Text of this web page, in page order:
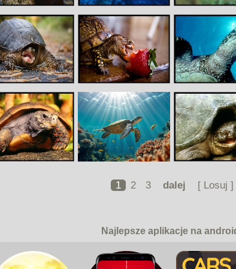
1 2 3 dalej [ Losuj ]
Najlepsze aplikacje na